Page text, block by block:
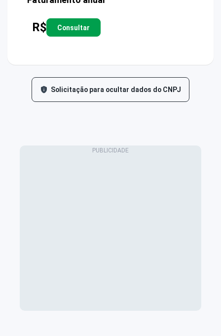
R$ Consultar
Solicitação para ocultar dados do CNPJ